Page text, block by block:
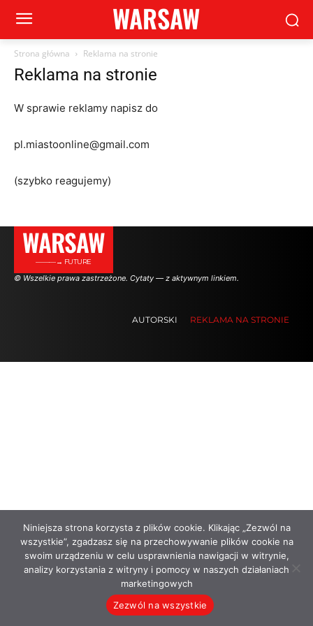
WARSAW
Strona główna Reklama na stronie
Reklama na stronie
W sprawie reklamy napisz do
pl.miastoonline@gmail.com
(szybko reagujemy)
WARSAW
———→ FUTURE
© Wszelkie prawa zastrzeżone. Cytaty — z aktywnym linkiem.
AUTORSKI REKLAMA NA STRONIE
Niniejsza strona korzysta z plików cookie. Klikając „Zezwól na
wszystkie”, zgadzasz się na przechowywanie plików cookie na
swoim urządzeniu w celu usprawnienia nawigacji w witrynie,
analizy korzystania z witryny i pomocy w naszych działaniach
marketingowych
Zezwól na wszystkie